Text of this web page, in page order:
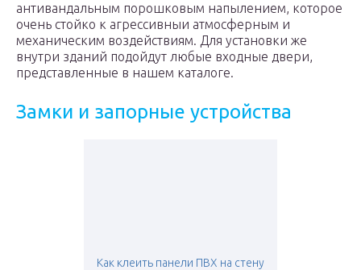
антивандальным порошковым напылением, которое
очень стойко к агрессивныи атмосферным и
механическим воздействиям. Для установки же
внутри зданий подойдут любые входные двери,
представленные в нашем каталоге.
Замки и запорные устройства
Как клеить панели ПВХ на стену